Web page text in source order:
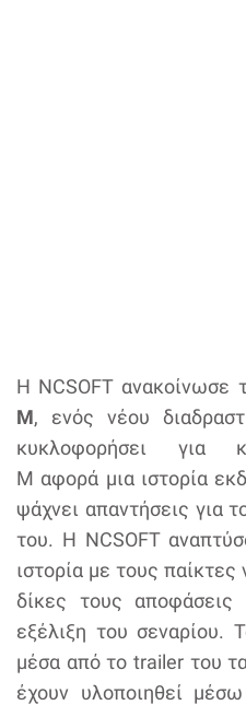
Η NCSOFT ανακοίνωσε
M, ενός νέου
κυκλοφορήσει για
M αφορά μια ιστορία
ψάχνει απαντήσεις για
του. Η NCSOFT
ιστορία με τους
δίκες τους
εξέλιξη του σεναρίου.
μέσα από το trailer του
έχουν υλοποιηθεί